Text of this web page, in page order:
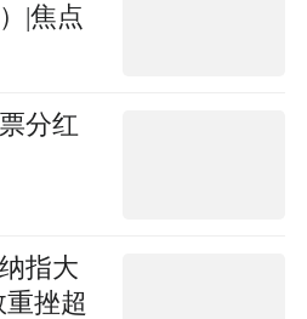
|焦点
分红
指大
挫超